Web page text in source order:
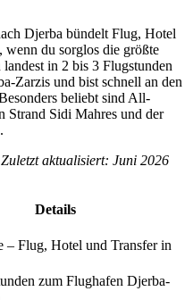
Djerba bündelt Flug, Hotel
wenn du sorglos die größte
in 2 bis 3 Flugstunden
Zarzis und bist schnell an den
beliebt sind All-
Strand Sidi Mahres und der
aktualisiert: Juni 2026
Details
– Flug, Hotel und Transfer in
zum Flughafen Djerba-